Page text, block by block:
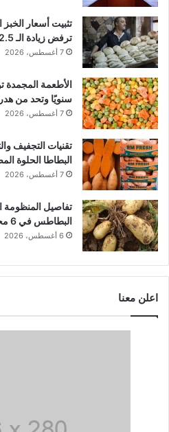
تثبيت أسعار الخبز
ترفض زيادة الـ 12.5%
7 أغسطس، 2026
سنويًا وتحد من هدر
7 أغسطس، 2026
تقنيات التجفيف
البطاطا الحلوة
7 أغسطس، 2026
تفاصيل المنظومة
البطاطس في 6 محافظات
6 أغسطس، 2026
اعلن معنا